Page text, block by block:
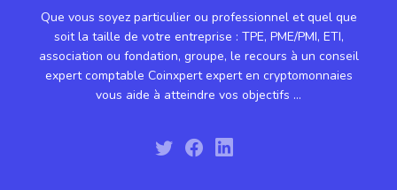
Que vous soyez particulier ou professionnel et quel que
soit la taille de votre entreprise : TPE, PME/PMI, ETI,
association ou fondation, groupe, le recours à un conseil
expert comptable Coinxpert expert en cryptomonnaies
vous aide à atteindre vos objectifs ...